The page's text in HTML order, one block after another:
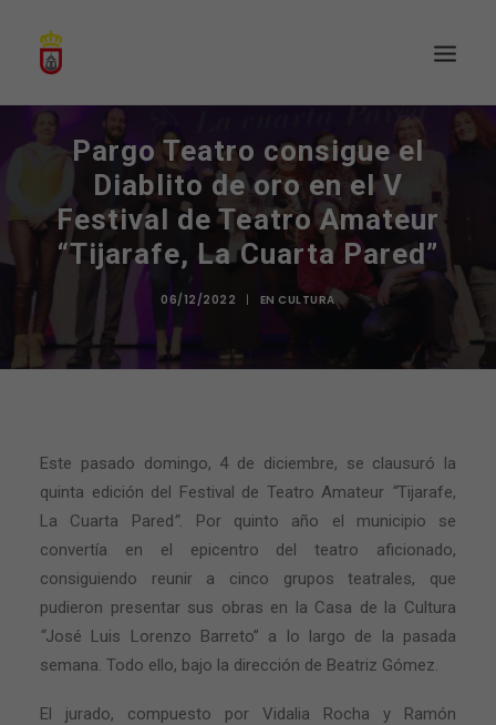
Pargo Teatro consigue el
Diablito de oro en el V
Festival de Teatro Amateur
“Tijarafe, La Cuarta Pared”
06/12/2022 | ENCULTURA
Este pasado domingo, 4 de diciembre, se clausuró la
quinta edición del Festival de Teatro Amateur “Tijarafe,
La Cuarta Pared”. Por quinto año el municipio se
convertía en el epicentro del teatro aficionado,
consiguiendo reunir a cinco grupos teatrales, que
pudieron presentar sus obras en la Casa de la Cultura
“José Luis Lorenzo Barreto” a lo largo de la pasada
semana. Todo ello, bajo la dirección de Beatriz Gómez.
El jurado, compuesto por Vidalia Rocha y Ramón